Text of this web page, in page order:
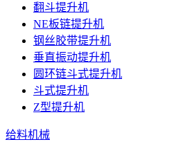
翻斗提升机
NE板链提升机
钢丝胶带提升机
垂直振动提升机
圆环链斗式提升机
斗式提升机
Z型提升机
给料机械